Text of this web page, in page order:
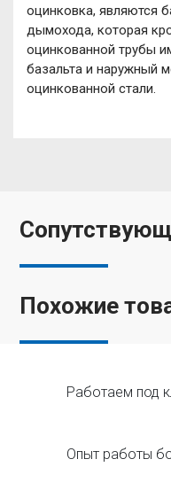
оцинковка, являются
дымохода, которая
оцинкованной трубы
базальта и наружный
оцинкованной стали.
Похожие
Работаем под
Опыт работы